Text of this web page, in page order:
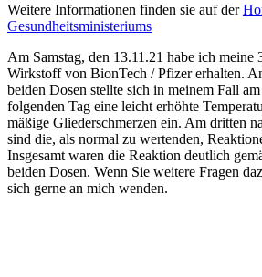
Weitere Informationen finden sie auf der
Gesundheitsministeriums
Am Samstag, den 13.11.21 habe ich meine
Wirkstoff von BionTech / Pfizer erhalten.
beiden Dosen stellte sich in meinem Fall
folgenden Tag eine leicht erhöhte
mäßige Gliederschmerzen ein. Am dritten
sind die, als normal zu wertenden,
Insgesamt waren die Reaktion deutlich
beiden Dosen. Wenn Sie weitere Fragen
sich gerne an mich wenden.